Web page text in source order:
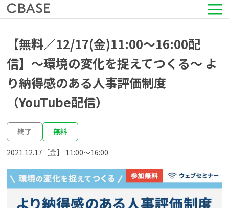
活用シーン
導入事例
セミナー情報
HRコラム
お知らせ
【無料／12/17(金)11:00～16:00配
信】〜環境の変化を捉えてつくる〜 よ
り納得感のある人事評価制度
（YouTube配信）
終了 無料
2021.12.17［金］ 11:00〜16:00